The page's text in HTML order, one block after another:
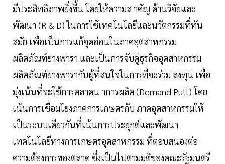
มีประสิทธิภาพยิ่งขึ้น โดยให้ความส าคัญ ด้านวิจัยและ
พัฒนา (R & D) ในการใช้เทคโนโลยีและนวัตกรรมที่ทัน
สมัย เพื่อเป็นการแก้จุดอ่อนในภาคอุตสาหกรรม
ผลิตภัณฑ์ยางพารา และเป็นการจับคู่ธุรกิจอุตสาหกรรม
ผลิตภัณฑ์ยางพารากับผู้ที่สนใจในการที่จะร่วม ลงทุน เพื่อ
มุ่งเน้นที่จะใช้การตลาดน าการผลิต (Demand Pull) โดย
เน้นการเชื่อมโยงภาคการเกษตรกับ ภาคอุตสาหกรรมให้
เป็นระบบเดียวกันที่เน้นการประยุกต์และพัฒนา
เทคโนโลยีทางการเกษตรอุตสาหกรรม ที่ตอบสนองต่อ
ความต้องการของตลาด ซึ่งเป็นไปตามมติของคณะรัฐมนตรี